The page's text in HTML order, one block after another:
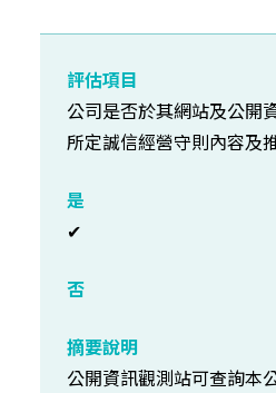
公司是否於其網站及公開
所定誠信經營守則內容及
✔
公開資訊觀測站可查詢本